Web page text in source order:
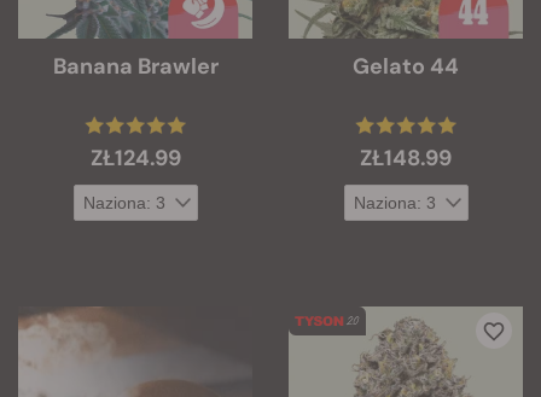
Banana Brawler
ZŁ124.99
Gelato 44
ZŁ148.99